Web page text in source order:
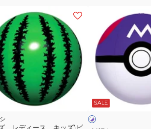
ン
ス
SALE
ホ
ワ
イ ー